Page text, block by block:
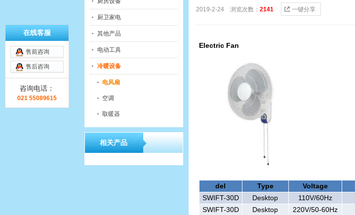
厨卫家电
其他产品
电动工具
冷暖设备
电风扇
空调
取暖器
相关产品
2019-2-24 浏览次数： 2141 一键分享
Electric Fan
del Type Voltage
SWIFT-30D
Desktop 110V/60Hz
SWIFT-30D
Desktop 220V/50-60Hz
在线客服
售前咨询
售后咨询
咨询电话：
021 55089615